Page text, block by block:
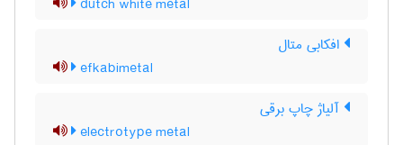
افکابی متال
efkabimetal
آلیاژ چاپ برقی
electrotype metal